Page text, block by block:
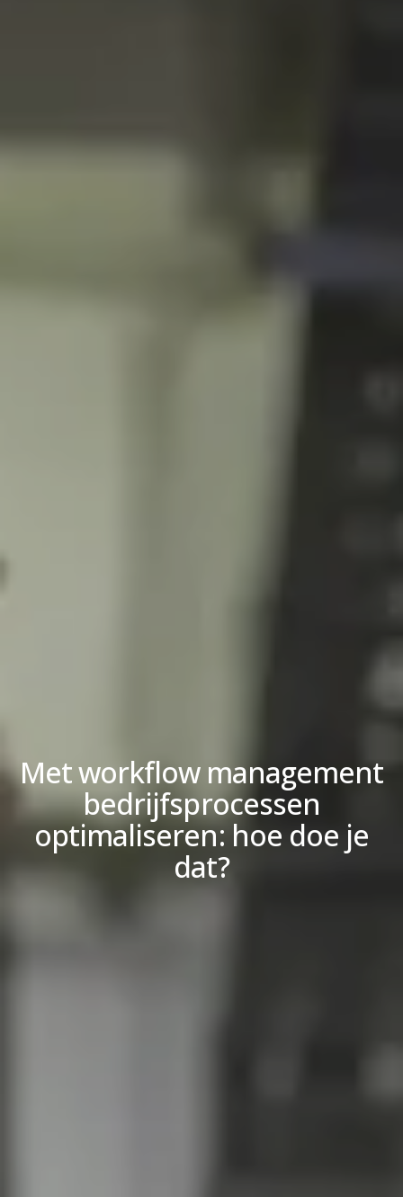
Met workflow management
bedrijfsprocessen
optimaliseren: hoe doe je
dat?